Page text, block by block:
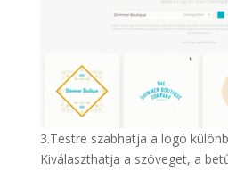
3.Testre szabhatja a logó
Kiválaszthatja a szöveget, a